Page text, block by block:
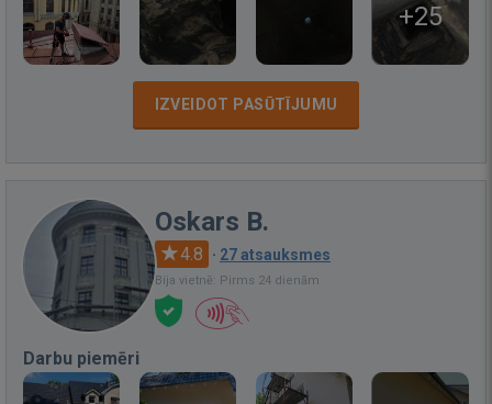
+25
IZVEIDOT PASŪTĪJUMU
Oskars B.
4.8 · 27 atsauksmes
Bija vietnē: Pirms 24 dienām
Darbu piemēri